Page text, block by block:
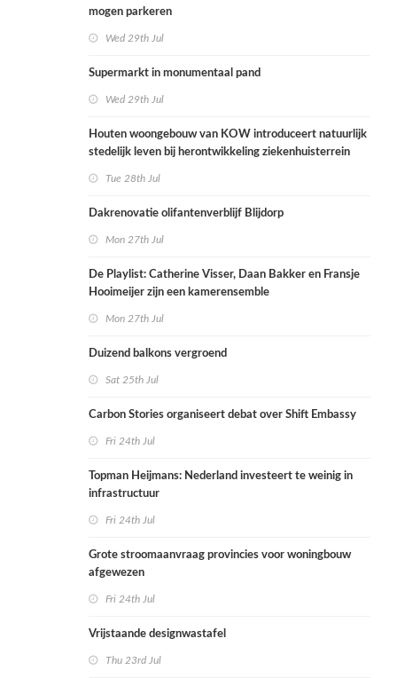
mogen parkeren
Wed 29th Jul
Supermarkt in monumentaal pand
Wed 29th Jul
Houten woongebouw van KOW introduceert natuurlijk
stedelijk leven bij herontwikkeling ziekenhuisterrein
Tue 28th Jul
Dakrenovatie olifantenverblijf Blijdorp
Mon 27th Jul
De Playlist: Catherine Visser, Daan Bakker en Fransje
Hooimeijer zijn een kamerensemble
Mon 27th Jul
Duizend balkons vergroend
Sat 25th Jul
Carbon Stories organiseert debat over Shift Embassy
Fri 24th Jul
Topman Heijmans: Nederland investeert te weinig in
infrastructuur
Fri 24th Jul
Grote stroomaanvraag provincies voor woningbouw
afgewezen
Fri 24th Jul
Vrijstaande designwastafel
Thu 23rd Jul